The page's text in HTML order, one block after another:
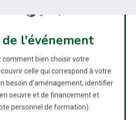
public
l'événement
comment bien choisir votre
celle qui correspond à votre
besoin d’aménagement, identifier
oeuvre et de financement et
personnel de formation).